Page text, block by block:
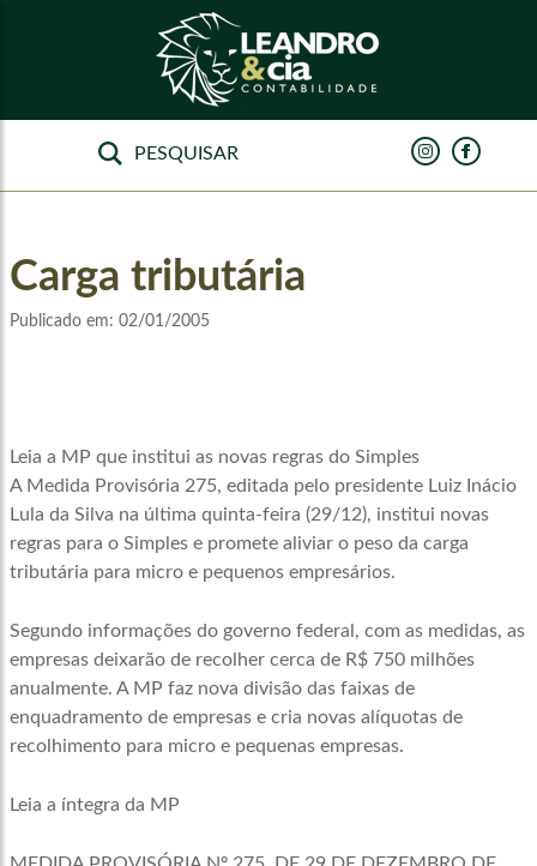
Carga tributária
Publicado em: 02/01/2005
Leia a MP que institui as novas regras do Simples
A Medida Provisória 275, editada pelo presidente Luiz Inácio
Lula da Silva na última quinta-feira (29/12), institui novas
regras para o Simples e promete aliviar o peso da carga
tributária para micro e pequenos empresários.
Segundo informações do governo federal, com as medidas, as
empresas deixarão de recolher cerca de R$ 750 milhões
anualmente. A MP faz nova divisão das faixas de
enquadramento de empresas e cria novas alíquotas de
recolhimento para micro e pequenas empresas.
Leia a íntegra da MP